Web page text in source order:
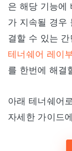
은 해당 기능에
가 지속될 경우
결할 수 있는
테너쉐어 레이
를 한번에 해결
아래 테너쉐어
자세한 가이드